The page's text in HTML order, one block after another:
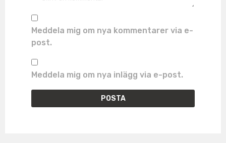
Meddela mig om nya kommentarer via e-
post.
Meddela mig om nya inlägg via e-post.